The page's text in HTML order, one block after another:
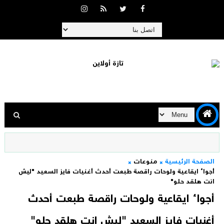
الصفحة الرئيسية
منوعات
أجواء ايقاعية ولوحات راقصة طبعت أحدث أغنيات فايز السعيد "ليش
انت هلقد حلو"
أجواء ايقاعية ولوحات راقصة طبعت أحدث